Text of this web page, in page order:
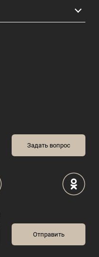
Задать вопрос